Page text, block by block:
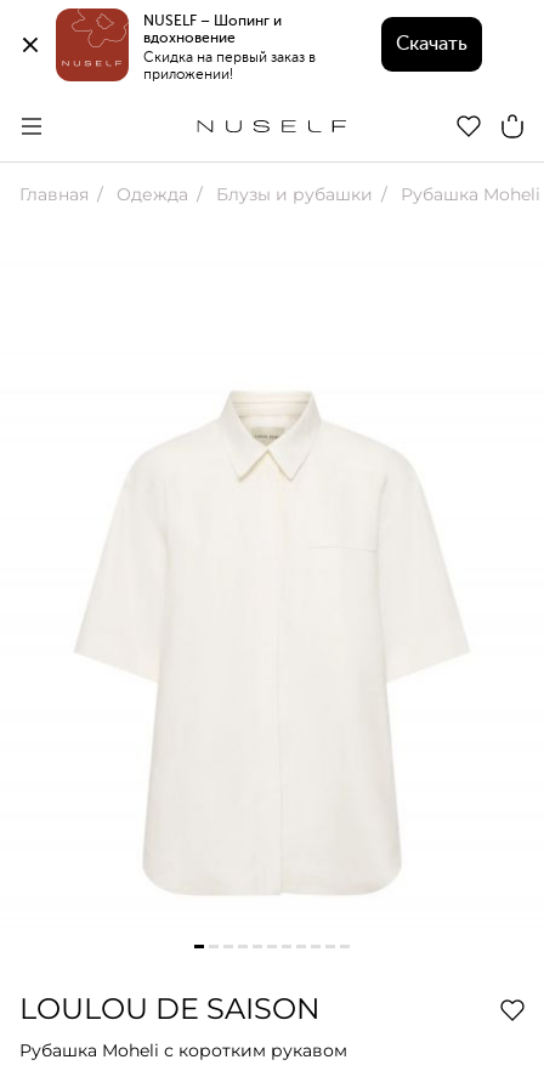
NUSELF – Шопинг и
вдохновение
Скидка на первый заказ в
приложении!
Скачать
Главная Одежда Блузы и рубашки Рубашка
LOULOU DE SAISON
Рубашка Moheli с коротким рукавом